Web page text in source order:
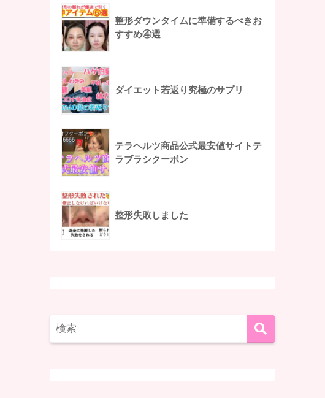
整形ダウンタイムに準備するべきお
すすめ④選
ダイエット若返り究極のサプリ
テラヘルツ商品公式最安値サイトテ
ラブラシクーポン
整形失敗しました